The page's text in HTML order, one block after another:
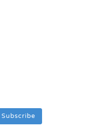
Subscribe